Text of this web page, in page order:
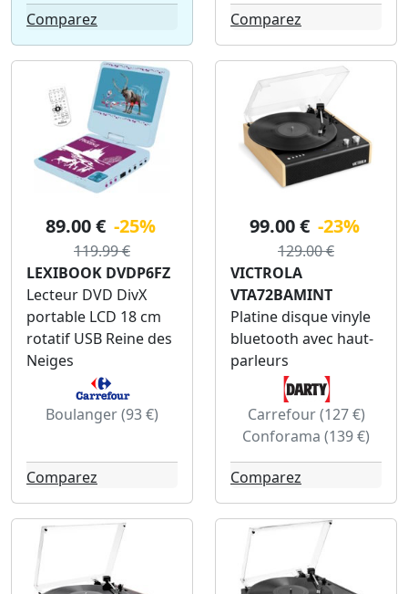
Comparez Comparez
89.00 € -25%
119.99 €
LEXIBOOK DVDP6FZ
Lecteur DVD DivX
portable LCD 18 cm
rotatif USB Reine des
Neiges
Boulanger (93 €)
Comparez
99.00 € -23%
129.00 €
VICTROLA
VTA72BAMINT
Platine disque vinyle
bluetooth avec haut-
parleurs
Carrefour (127 €)
Conforama (139 €)
Comparez